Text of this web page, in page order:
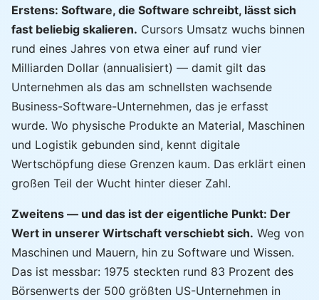
Erstens: Software, die Software schreibt, lässt sich
fast beliebig skalieren. Cursors Umsatz wuchs binnen
rund eines Jahres von etwa einer auf rund vier
Milliarden Dollar (annualisiert) — damit gilt das
Unternehmen als das am schnellsten wachsende
Business-Software-Unternehmen, das je erfasst
wurde. Wo physische Produkte an Material, Maschinen
und Logistik gebunden sind, kennt digitale
Wertschöpfung diese Grenzen kaum. Das erklärt einen
großen Teil der Wucht hinter dieser Zahl.
Zweitens — und das ist der eigentliche Punkt: Der
Wert in unserer Wirtschaft verschiebt sich. Weg von
Maschinen und Mauern, hin zu Software und Wissen.
Das ist messbar: 1975 steckten rund 83 Prozent des
Börsenwerts der 500 größten US-Unternehmen in